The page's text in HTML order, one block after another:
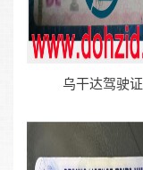
乌干达驾驶证